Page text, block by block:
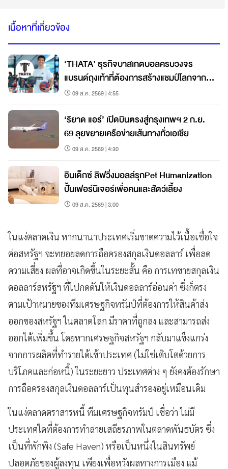
เนื้อหาที่เกี่ยวข้อง
‘THATA’ ธุรกิจบาสเกตบอลครบวงจร
แบรนด์ถุงเท้าที่ต้องการสร้างแชมป์โลกจาก
ชลบุรี
09 ส.ค. 2569 | 4:55
‘ริยาด แอร์’ เปิดบินตรงสู่กรุงเทพฯ 2 ก.ย.
69 ลุยขยายเครือข่ายเส้นทางทั่วเอเชีย
09 ส.ค. 2569 | 4:30
อินเด็กซ์ ลิฟวิ่งมอลล์รุกPet Humanization
ปั้นเฟอร์นิเจอร์เพื่อคนและสัตว์เลี้ยง
09 ส.ค. 2569 | 3:00
ในแง่ตลาดเงิน หากนานาประเทศเริ่มขาดความไว้เนื้อเชื่อใจ
ต่อสหรัฐฯ จะทยอยลดการถือครองสกุลเงินดอลลาร์ เพื่อลด
ความเสี่ยง ผลที่อาจเกิดขึ้นในระยะสั้น คือ การเทขายสกุลเงิน
ดอลลาร์สหรัฐฯ ที่ไปกดดันให้เงินดอลลาร์อ่อนค่า ซึ่งก็ตรง
ตามเป้าหมายของทีมเศรษฐกิจทรัมป์ที่ต้องการให้สินค้าส่ง
ออกของสหรัฐฯ ในตลาดโลก มีราคาที่ถูกลง และสามารถส่ง
ออกได้เพิ่มขึ้น โดยหากเศรษฐกิจสหรัฐฯ กลับมาแข็งแกร่ง
จากการผลิตที่ทำรายได้เข้าประเทศ (ไม่ใช่เติบโตด้วยการ
บริโภคและก่อหนี้) ในระยะยาว ประเทศต่าง ๆ ยังคงต้องรักษา
การถือครองสกุลเงินดอลลาร์เป็นทุนสำรองอยู่เหมือนเดิม
ในแง่ตลาดตราสารหนี้ ทีมเศรษฐกิจทรัมป์ เชื่อว่า ไม่มี
ประเทศใดที่ต้องการทำลายเสถียรภาพในตลาดพันธบัตร ซึ่ง
เป็นที่พักพิง (Safe Haven) หรือเป็นหนึ่งในสินทรัพย์
ปลอดภัยของผู้ลงทุน เพียงเพื่อหวังผลทางการเมือง แม้